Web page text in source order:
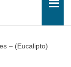
– (Eucalipto)